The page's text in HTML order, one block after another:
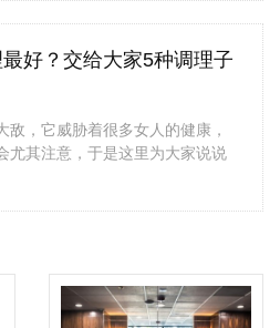
好？交给大家5种调理子
，它威胁着很多女人的健康，
尤其注意，于是这里为大家说说